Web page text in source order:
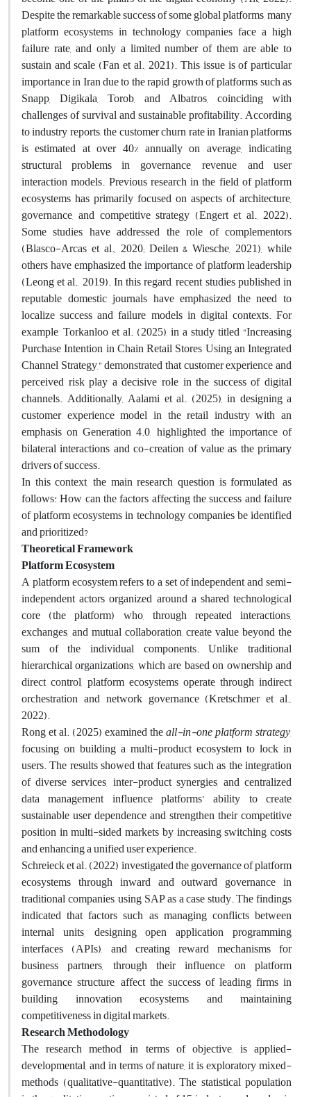
Despite the remarkable success of some global platforms, many
platform ecosystems in technology companies face a high
failure rate, and only a limited number of them are able to
sustain and scale (Fan et al., 2021). This issue is of particular
importance in Iran due to the rapid growth of platforms such as
Snapp, Digikala, Torob, and Albatros, coinciding with
challenges of survival and sustainable profitability. According
to industry reports, the customer churn rate in Iranian platforms
is estimated at over 40% annually on average, indicating
structural problems in governance, revenue, and user
interaction models. Previous research in the field of platform
ecosystems has primarily focused on aspects of architecture,
governance, and competitive strategy (Engert et al., 2022).
Some studies have addressed the role of complementors
(Blasco-Arcas et al., 2020; Deilen & Wiesche, 2021), while
others have emphasized the importance of platform leadership
(Leong et al., 2019). In this regard, recent studies published in
reputable domestic journals have emphasized the need to
localize success and failure models in digital contexts. For
example, Torkanloo et al. (2025), in a study titled “Increasing
Purchase Intention in Chain Retail Stores Using an Integrated
Channel Strategy,” demonstrated that customer experience and
perceived risk play a decisive role in the success of digital
channels. Additionally, Aalami et al. (2025), in designing a
customer experience model in the retail industry with an
emphasis on Generation 4.0, highlighted the importance of
bilateral interactions and co-creation of value as the primary
drivers of success.
In this context, the main research question is formulated as
follows: How can the factors affecting the success and failure
of platform ecosystems in technology companies be identified
and prioritized?
Theoretical Framework
Platform Ecosystem
A platform ecosystem refers to a set of independent and semi-
independent actors organized around a shared technological
core (the platform) who, through repeated interactions,
exchanges, and mutual collaboration, create value beyond the
sum of the individual components. Unlike traditional
hierarchical organizations, which are based on ownership and
direct control, platform ecosystems operate through indirect
orchestration and network governance (Kretschmer et al.,
2022).
Rong et al. (2025) examined theall-in-one platform strategy,
focusing on building a multi-product ecosystem to lock in
users. The results showed that features such as the integration
of diverse services, inter-product synergies, and centralized
data management influence platforms’ ability to create
sustainable user dependence and strengthen their competitive
position in multi-sided markets by increasing switching costs
and enhancing a unified user experience.
Schreieck et al. (2022) investigated the governance of platform
ecosystems through inward and outward governance in
traditional companies, using SAP as a case study. The findings
indicated that factors such as managing conflicts between
internal units, designing open application programming
interfaces (APIs), and creating reward mechanisms for
business partners, through their influence on platform
governance structure, affect the success of leading firms in
building innovation ecosystems and maintaining
competitiveness in digital markets.
Research Methodology
The research method, in terms of objective, is applied-
developmental, and in terms of nature, it is exploratory mixed-
methods (qualitative-quantitative). The statistical population